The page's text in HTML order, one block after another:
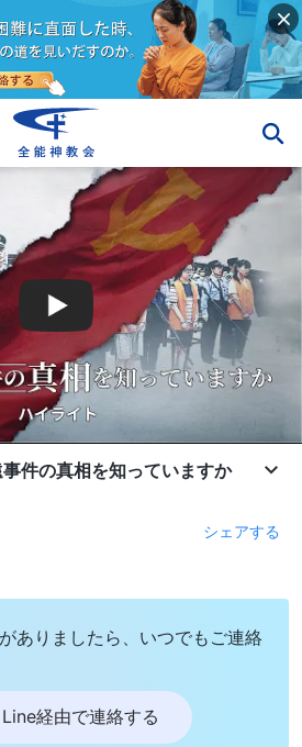
件の真相を知っていますか
シェアする
ありましたら、いつでもご連絡
Line経由で連絡する